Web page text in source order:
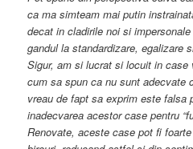
ca ma simteam mai putin
decat in cladirile noi si
gandul la standardizare, egalizare
Sigur, am si lucrat si locuit in
cum sa spun ca nu sunt adecvate
vreau de fapt sa exprim este falsa
inadecvarea acestor case pentru
Renovate, aceste case pot fi